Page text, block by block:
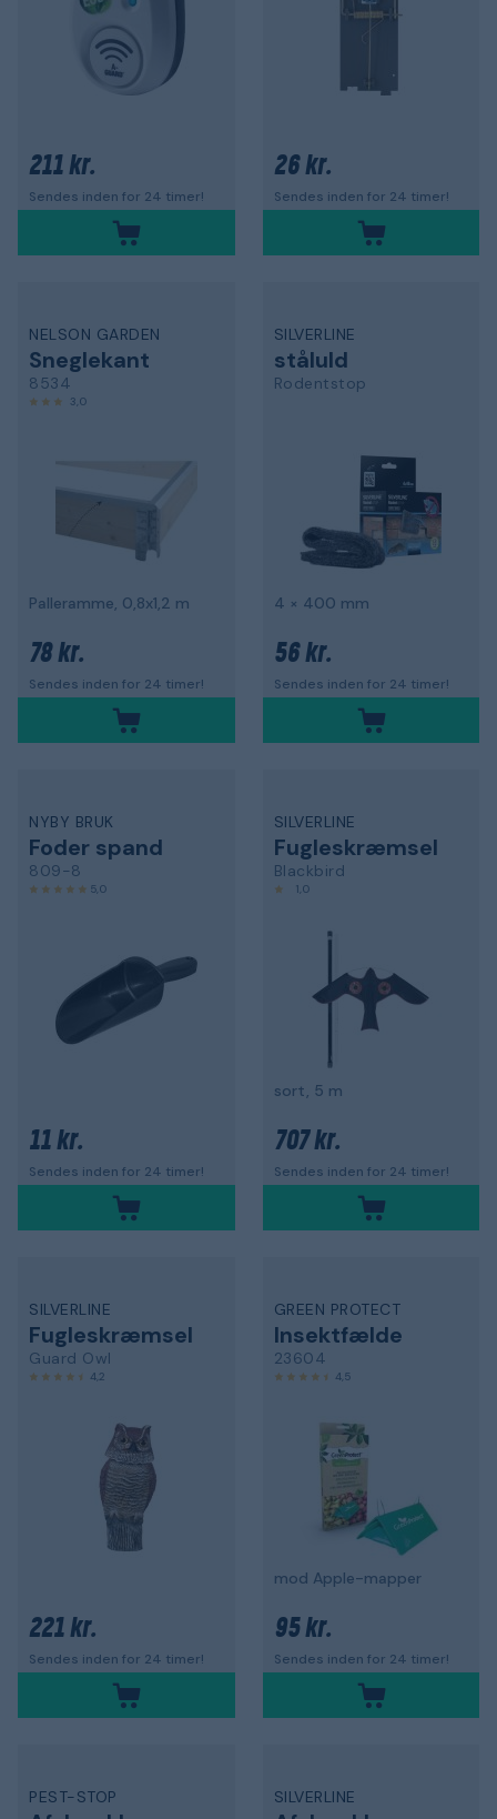
211 kr.
Sendes inden for 24 timer!
26 kr.
Sendes inden for 24 timer!
NELSON GARDEN
Sneglekant
8534
3,0
Palleramme, 0,8x1,2 m
78 kr.
Sendes inden for 24 timer!
SILVERLINE
ståluld
Rodentstop
4 × 400 mm
56 kr.
Sendes inden for 24 timer!
NYBY BRUK
Foder spand
809-8
5,0
11 kr.
Sendes inden for 24 timer!
SILVERLINE
Fugleskræmsel
Blackbird
1,0
sort, 5 m
707 kr.
Sendes inden for 24 timer!
SILVERLINE
Fugleskræmsel
Guard Owl
4,2
221 kr.
Sendes inden for 24 timer!
GREEN PROTECT
Insektfælde
23604
4,5
mod Apple-mapper
95 kr.
Sendes inden for 24 timer!
PEST-STOP SILVERLINE